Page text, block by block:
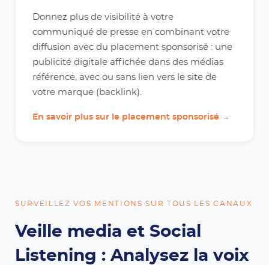
Donnez plus de visibilité à votre
communiqué de presse en combinant votre
diffusion avec du placement sponsorisé : une
publicité digitale affichée dans des médias
référence, avec ou sans lien vers le site de
votre marque (backlink).
En savoir plus sur le placement sponsorisé →
SURVEILLEZ VOS MENTIONS SUR TOUS LES CANAUX
Veille media et Social
Listening : Analysez la voix